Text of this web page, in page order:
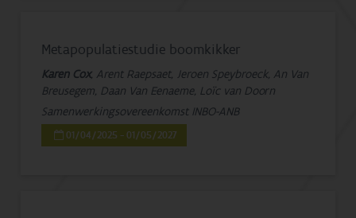
Metapopulatiestudie boomkikker
Karen Cox, Arent Raepsaet, Jeroen Speybroeck, An Van
Breusegem, Daan Van Eenaeme, Loïc van Doorn
Samenwerkingsovereenkomst INBO-ANB
01/04/2025 - 01/05/2027